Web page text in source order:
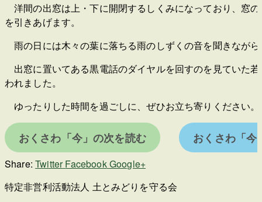
洋間の出窓は上・下に開閉するしくみになっており、窓
を引きあげます。
雨の日には木々の葉に落ちる雨のしずくの音を聞きなが
出窓に置いてある黒電話のダイヤルを回すのを見ていた
われました。
ゆったりした時間を過ごしに、ぜひお立ち寄りください。
おくさわ「今」の次を読む おくさわ「今
Share: Twitter FacebookGoogle+
特定非営利活動法人 土とみどりを守る会